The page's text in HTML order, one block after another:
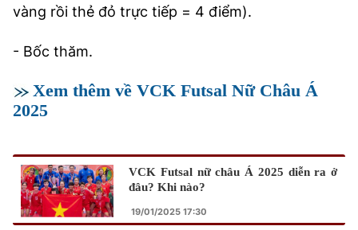
vàng rồi thẻ đỏ trực tiếp = 4 điểm).
- Bốc thăm.
Xem thêm về VCK Futsal Nữ Châu Á
2025
VCK Futsal nữ châu Á 2025 diễn ra ở
đâu? Khi nào?
19/01/2025 17:30